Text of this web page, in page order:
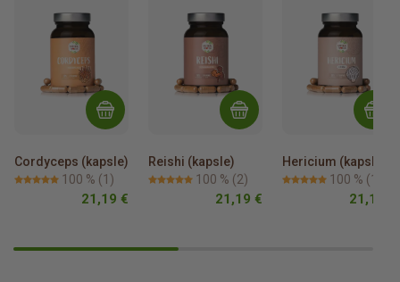
Cordyceps (kapsle)
100 % (1)
21,19 €
Reishi (kapsle)
100 % (2)
21,19 €
Hericium (kapsle)
100 % (1)
21,19 €